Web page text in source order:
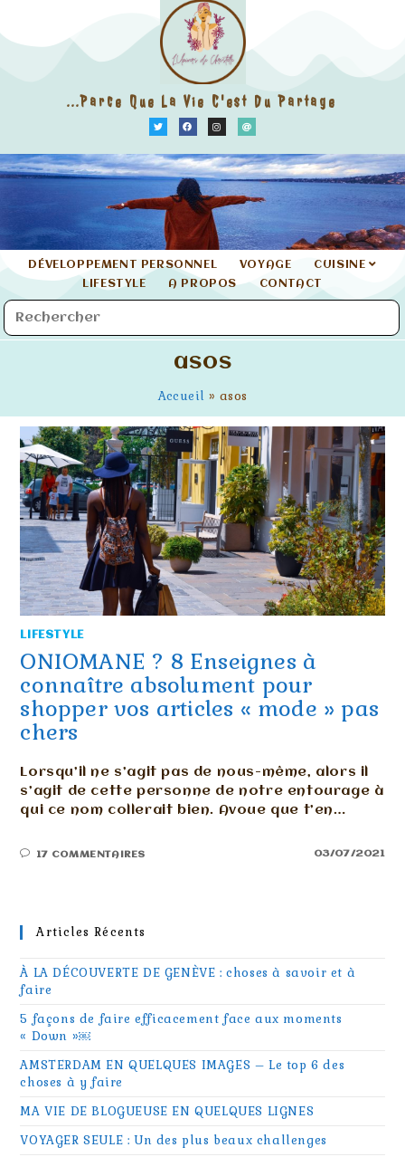
...parce Que La Vie C'est Du Partage
DÉVELOPPEMENT PERSONNEL VOYAGE
CUISINE
LIFESTYLE
A PROPOS CONTACT
asos
Accueil » asos
LIFESTYLE
ONIOMANE ? 8 Enseignes à
connaître absolument pour
shopper vos articles « mode » pas
chers
Lorsqu’il ne s’agit pas de nous-même, alors il
s’agit de cette personne de notre entourage à
qui ce nom collerait bien. Avoue que t’en…
17 COMMENTAIRES 03/07/2021
Articles Récents
À LA DÉCOUVERTE DE GENÈVE : choses à savoir et à
faire
5 façons de faire efficacement face aux moments
« Down »￼
AMSTERDAM EN QUELQUES IMAGES – Le top 6 des
choses à y faire
MA VIE DE BLOGUEUSE EN QUELQUES LIGNES
VOYAGER SEULE : Un des plus beaux challenges